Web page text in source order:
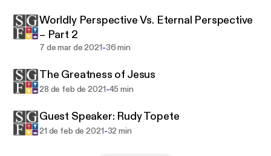
Worldly Perspective Vs. Eternal Perspective
– Part 2
7 de mar de 2021-36 min
The Greatness of Jesus
28 de feb de 2021-45 min
Guest Speaker: Rudy Topete
21 de feb de 2021-32 min